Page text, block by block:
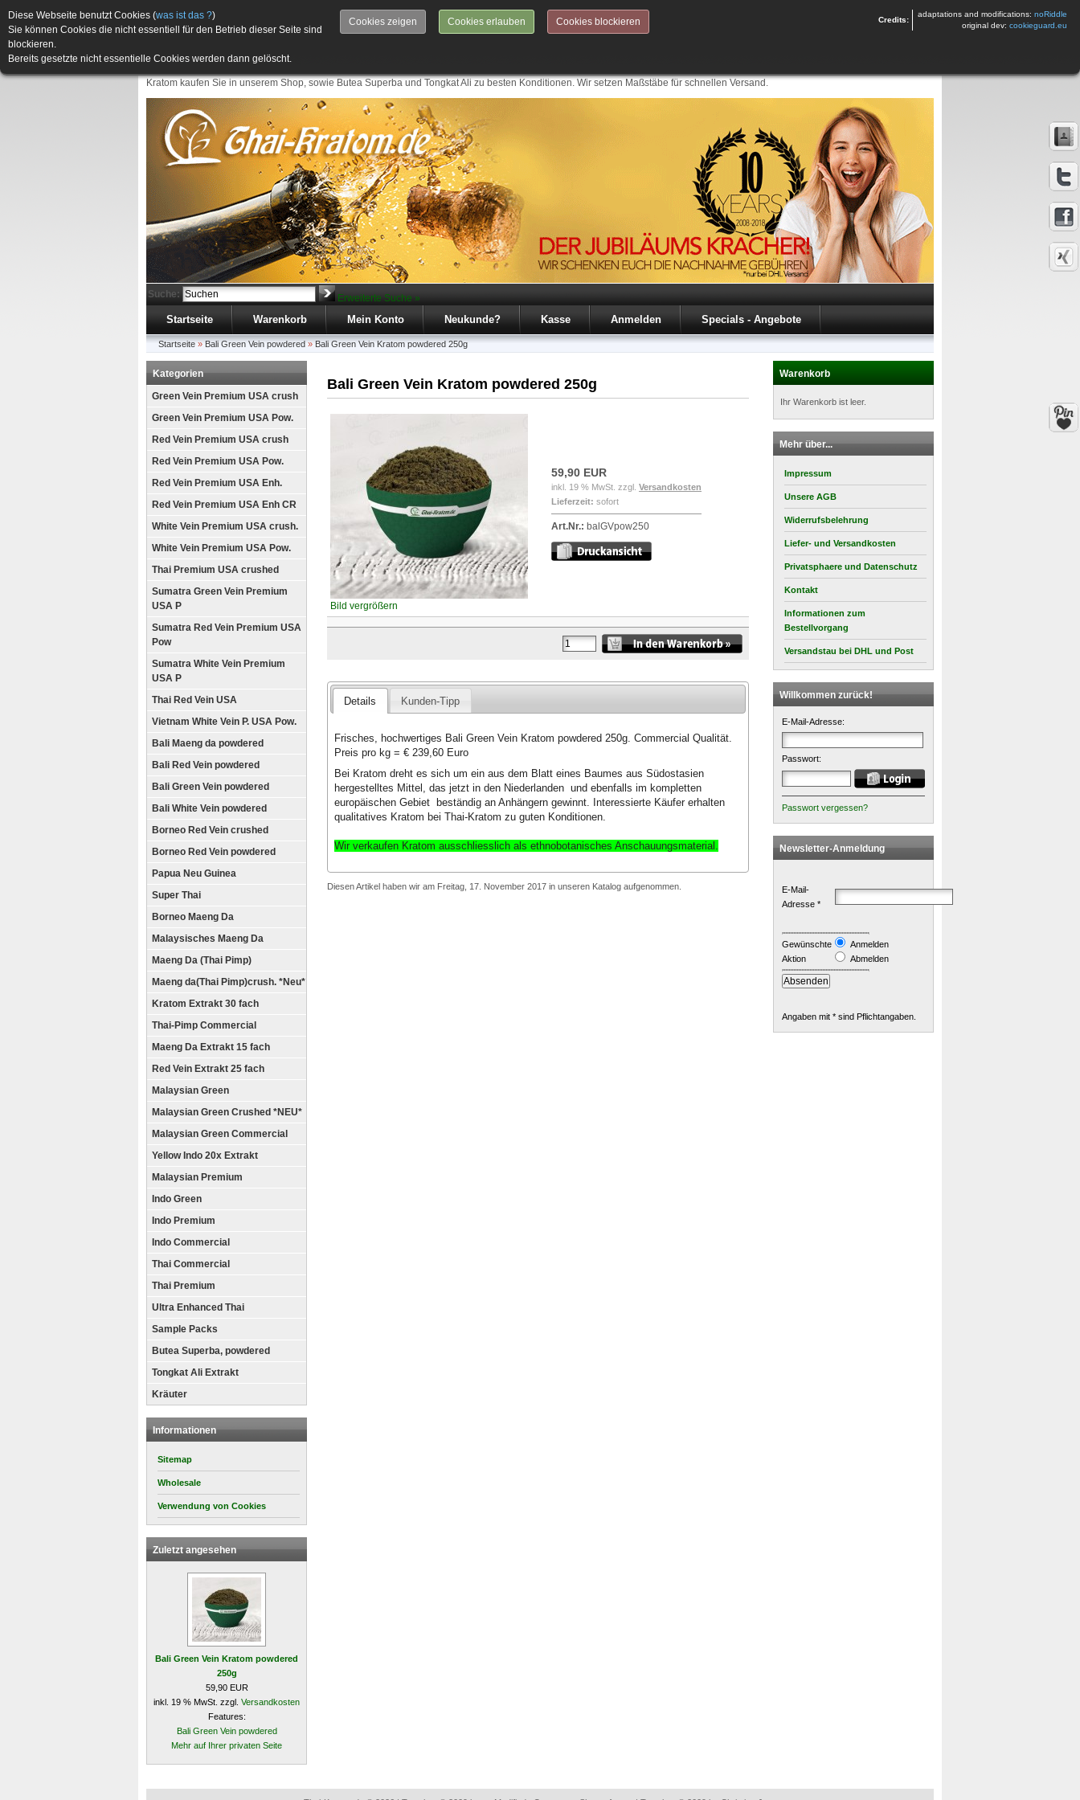
Credits:
adaptations and modifications: noRiddle
original dev: cookieguard.eu
Diese Webseite benutzt Cookies (was ist das ?)
Sie können Cookies die nicht essentiell für den Betrieb dieser Seite sind
blockieren.
Bereits gesetzte nicht essentielle Cookies werden dann gelöscht.
Cookies zeigen Cookies erlauben Cookies blockieren
Kratom kaufen Sie in unserem Shop, sowie Butea Superba und Tongkat Ali zu besten Konditionen. Wir setzen Maßstäbe für schnellen Versand.
Suche: Erweiterte Suche »
Startseite Warenkorb Mein Konto Neukunde? Kasse Anmelden Specials - Angebote
Startseite » Bali Green Vein powdered » Bali Green Vein Kratom powdered 250g
Kategorien
Green Vein Premium USA crush
Green Vein Premium USA Pow.
Red Vein Premium USA crush
Red Vein Premium USA Pow.
Red Vein Premium USA Enh.
Red Vein Premium USA Enh CR
White Vein Premium USA crush.
White Vein Premium USA Pow.
Thai Premium USA crushed
Sumatra Green Vein Premium
USA P
Sumatra Red Vein Premium USA
Pow
Sumatra White Vein Premium
USA P
Thai Red Vein USA
Vietnam White Vein P. USA Pow.
Bali Maeng da powdered
Bali Red Vein powdered
Bali Green Vein powdered
Bali White Vein powdered
Borneo Red Vein crushed
Borneo Red Vein powdered
Papua Neu Guinea
Super Thai
Borneo Maeng Da
Malaysisches Maeng Da
Maeng Da (Thai Pimp)
Maeng da(Thai Pimp)crush. *Neu*
Kratom Extrakt 30 fach
Thai-Pimp Commercial
Maeng Da Extrakt 15 fach
Red Vein Extrakt 25 fach
Malaysian Green
Malaysian Green Crushed *NEU*
Malaysian Green Commercial
Yellow Indo 20x Extrakt
Malaysian Premium
Indo Green
Indo Premium
Indo Commercial
Thai Commercial
Thai Premium
Ultra Enhanced Thai
Sample Packs
Butea Superba, powdered
Tongkat Ali Extrakt
Kräuter
Informationen
Sitemap
Wholesale
Verwendung von Cookies
Zuletzt angesehen
Bali Green Vein Kratom powdered
250g
59,90 EUR
inkl. 19 % MwSt. zzgl. Versandkosten
Features:
Bali Green Vein powdered
Mehr auf Ihrer privaten Seite
Bali Green Vein Kratom powdered 250g
Bild vergrößern
59,90 EUR
inkl. 19 % MwSt. zzgl. Versandkosten
Lieferzeit: sofort
Art.Nr.: balGVpow250
Details Kunden-Tipp
Frisches, hochwertiges Bali Green Vein Kratom powdered 250g. Commercial Qualität.
Preis pro kg = € 239,60 Euro
Bei Kratom dreht es sich um ein aus dem Blatt eines Baumes aus Südostasien
hergestelltes Mittel, das jetzt in den Niederlanden und ebenfalls im kompletten
europäischen Gebiet beständig an Anhängern gewinnt. Interessierte Käufer erhalten
qualitatives Kratom bei Thai-Kratom zu guten Konditionen.
Wir verkaufen Kratom ausschliesslich als ethnobotanisches Anschauungsmaterial
Diesen Artikel haben wir am Freitag, 17. November 2017 in unseren Katalog aufgenommen.
Warenkorb
Ihr Warenkorb ist leer.
Mehr über...
Impressum
Unsere AGB
Widerrufsbelehrung
Liefer- und Versandkosten
Privatsphaere und Datenschutz
Kontakt
Informationen zum
Bestellvorgang
Versandstau bei DHL und Post
Willkommen zurück!
E-Mail-Adresse:
Passwort:
Passwort vergessen?
Newsletter-Anmeldung
E-Mail-
Adresse *
Gewünschte
Aktion
Anmelden
Abmelden
Angaben mit * sind Pflichtangaben.